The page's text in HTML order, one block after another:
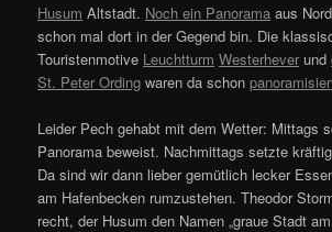
Husum Altstadt. Noch ein Panorama aus
schon mal dort in der Gegend bin. Die
Touristenmotive Leuchtturm Westerhever und
St. Peter Ording waren da schon
Leider Pech gehabt mit dem Wetter: Mittags
Panorama beweist. Nachmittags setzte
Da sind wir dann lieber gemütlich lecker
am Hafenbecken rumzustehen. Theodor
recht, der Husum den Namen „graue Stadt